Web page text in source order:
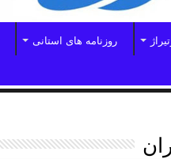
روزنامه های استانی